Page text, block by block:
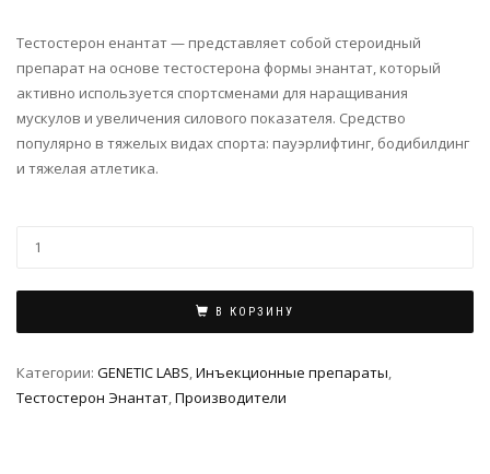
Тестостерон енантат — представляет собой стероидный
препарат на основе тестостерона формы энантат, который
активно используется спортсменами для наращивания
мускулов и увеличения силового показателя. Средство
популярно в тяжелых видах спорта: пауэрлифтинг, бодибилдинг
и тяжелая атлетика.
В КОРЗИНУ
Категории: GENETIC LABS,Инъeкциoнныe препараты,
Тестостерон Энантат,Производители